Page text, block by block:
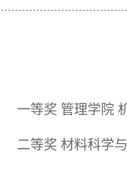
一等奖 管理学院
二等奖 材料科学